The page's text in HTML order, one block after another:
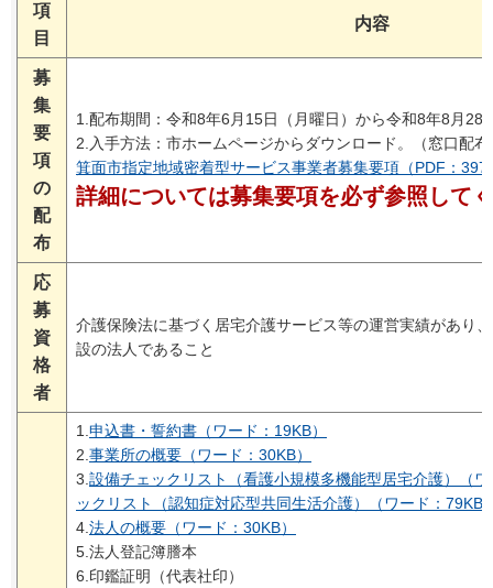
項
目
内容
募
集
要
項
の
配
布
1.配布期間：令和8年6月15日（月曜日）から令和8年8月28
2.入手方法：市ホームページからダウンロード。（窓口配
箕面市指定地域密着型サービス事業者募集要項（PDF：
詳細については募集要項を必ず参照して
応
募
資
格
者
介護保険法に基づく居宅介護サービス等の運営実績があり
設の法人であること
1.申込書・誓約書（ワード：19KB）
2.事業所の概要（ワード：30KB）
3.設備チェックリスト（看護小規模多機能型居宅介護）（
ックリスト（認知症対応型共同生活介護）（ワード：79KB
4.法人の概要（ワード：30KB）
5.法人登記簿謄本
6.印鑑証明（代表社印）